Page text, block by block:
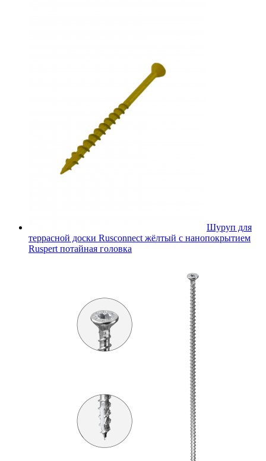
Шуруп для
террасной доски Rusconnect жёлтый с нанопокрытием
Ruspert потайная головка